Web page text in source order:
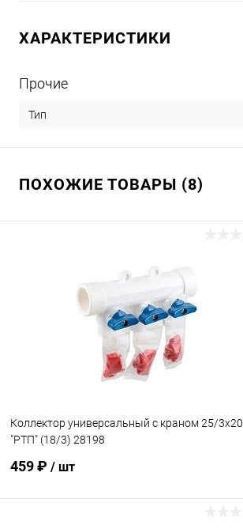
ХАРАКТЕРИСТИКИ
Прочие
Тип
ПОХОЖИЕ ТОВАРЫ (8)
Коллектор универсальный с краном 25/3х20
"РТП" (18/3) 28198
459 ₽ / шт